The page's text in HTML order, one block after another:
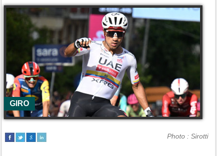
GIRO
Photo : Sirotti